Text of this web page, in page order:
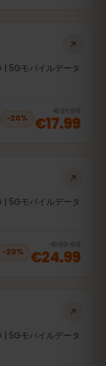
| 5Gモバイルデータ
−20%
€21.99
€17.99
| 5Gモバイルデータ
−20%
€30.99
€24.99
| 5Gモバイルデータ